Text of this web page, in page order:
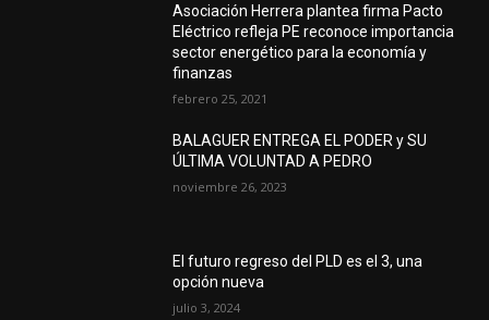
Asociación Herrera plantea firma Pacto
Eléctrico refleja PE reconoce importancia
sector energético para la economía y
finanzas
febrero 25, 2021
BALAGUER ENTREGA EL PODER y SU
ÚLTIMA VOLUNTAD A PEDRO
noviembre 26, 2023
El futuro regreso del PLD es el 3, una
opción nueva
julio 3, 2024